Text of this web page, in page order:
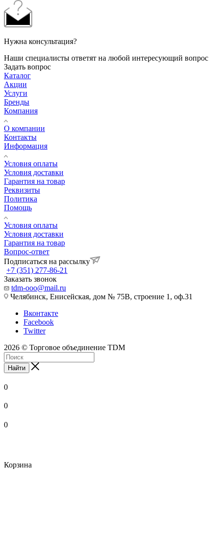
Нужна консультация?
Наши специалисты ответят на любой интересующий вопрос
Задать вопрос
Каталог
Акции
Услуги
Бренды
Компания
О компании
Контакты
Информация
Условия оплаты
Условия доставки
Гарантия на товар
Реквизиты
Политика
Помощь
Условия оплаты
Условия доставки
Гарантия на товар
Вопрос-ответ
Подписаться на рассылку
+7 (351) 277-86-21
Заказать звонок
tdm-ooo@mail.ru
Челябинск, Енисейская, дом № 75В, строение 1, оф.31
Вконтакте
Facebook
Twitter
2026 © Торговое объединение TDM
Найти
0
0
0
Корзина